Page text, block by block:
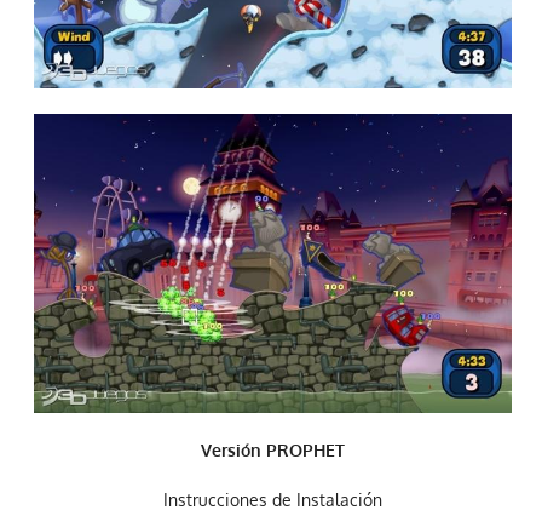
Versión PROPHET
Instrucciones de Instalación